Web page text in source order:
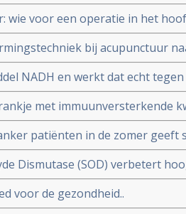
wie voor een operatie in het
voeding (arginine, RNA) krijgt
na de operatie en geneest
bij acupunctuur
bijwerkingen en vergroot 5
van 35,7% naar 50% blijkt
NADH en werkt dat echt
bij o.a. borstkanker als
met immuunversterkende
patiënten in de zomer geeft
opereren in de winter of
Dismutase (SOD) verbetert
van hoofd- en halsgebied
voor de gezondheid..